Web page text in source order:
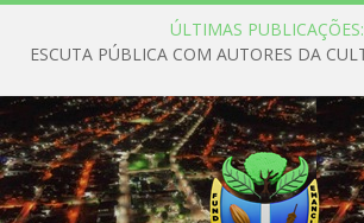
ÚLTIMAS PUBLICAÇÕES: